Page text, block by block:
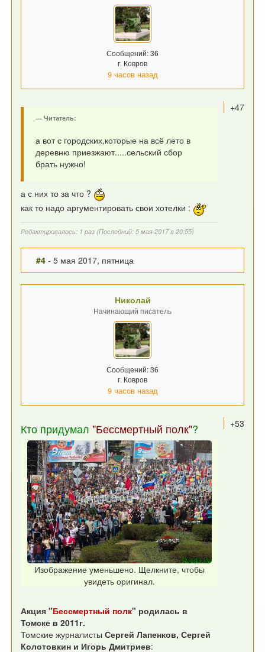
Сообщений: 36
г. Ковров
9 часов назад
+47
Читатель:
а вот с городских,которые на всё лето в
деревню приезжают.....сельский сбор
брать нужно!
а с них то за что ?
как то надо аргументировать свои хотелки :
Редактировалось: 1 раз (Последний: 5 мая 2017 в 20:55)
#4 - 5 мая 2017, пятница
Николай
Начинающий писатель
Сообщений: 36
г. Ковров
9 часов назад
+53
Кто придумал "Бессмертный полк"?
Изображение уменьшено. Щелкните, чтобы
увидеть оригинал.
Акция "Бессмертный полк" родилась в
Томске в 2011г.
Томские журналистыСергей Лапенков, Сергей
Колотовкин и Игорь Дмитриев: